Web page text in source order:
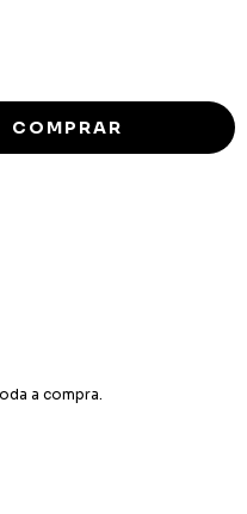
a compra.